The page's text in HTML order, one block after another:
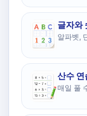
글자와
알파벳,
산수 연
매일 풀